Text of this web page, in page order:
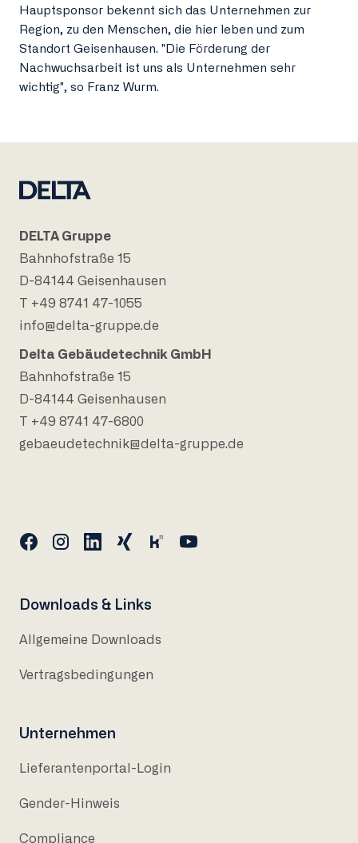
Hauptsponsor bekennt sich das Unternehmen zur
Region, zu den Menschen, die hier leben und zum
Standort Geisenhausen. "Die Förderung der
Nachwuchsarbeit ist uns als Unternehmen sehr
wichtig", so Franz Wurm.
DELTA Gruppe
Bahnhofstraße 15
D-84144 Geisenhausen
T +49 8741 47-1055
info@delta-gruppe.de
Delta Gebäudetechnik GmbH
Bahnhofstraße 15
D-84144 Geisenhausen
T +49 8741 47-6800
gebaeudetechnik@delta-gruppe.de
Downloads & Links
Allgemeine Downloads
Vertragsbedingungen
Unternehmen
Lieferantenportal-Login
Gender-Hinweis
Compliance